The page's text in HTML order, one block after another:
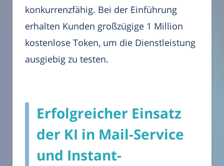
konkurrenzfähig. Bei der Einführung
erhalten Kunden großzügige 1 Million
kostenlose Token, um die Dienstleistung
ausgiebig zu testen.
Erfolgreicher Einsatz
der KI in Mail-Service
und Instant-